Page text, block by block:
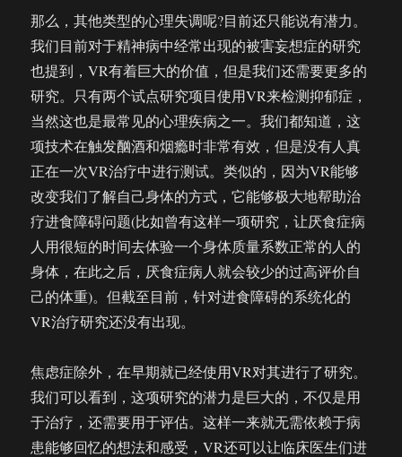
那么，其他类型的心理失调呢?目前还只能说有潜力。
我们目前对于精神病中经常出现的被害妄想症的研究
也提到，VR有着巨大的价值，但是我们还需要更多的
研究。只有两个试点研究项目使用VR来检测抑郁症，
当然这也是最常见的心理疾病之一。我们都知道，这
项技术在触发酗酒和烟瘾时非常有效，但是没有人真
正在一次VR治疗中进行测试。类似的，因为VR能够
改变我们了解自己身体的方式，它能够极大地帮助治
疗进食障碍问题(比如曾有这样一项研究，让厌食症病
人用很短的时间去体验一个身体质量系数正常的人的
身体，在此之后，厌食症病人就会较少的过高评价自
己的体重)。但截至目前，针对进食障碍的系统化的
VR治疗研究还没有出现。
焦虑症除外，在早期就已经使用VR对其进行了研究。
我们可以看到，这项研究的潜力是巨大的，不仅是用
于治疗，还需要用于评估。这样一来就无需依赖于病
患能够回忆的想法和感受，VR还可以让临床医生们进